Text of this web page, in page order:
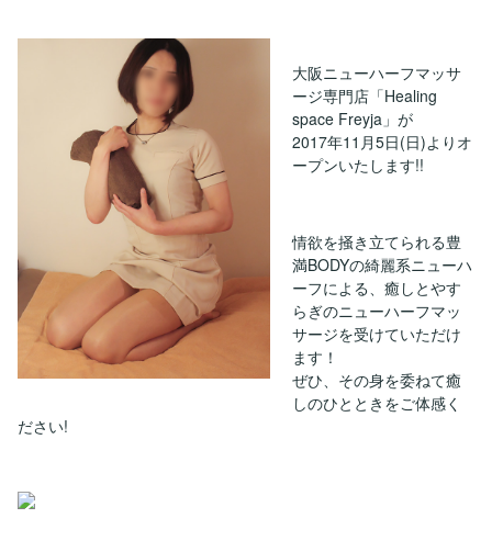
大阪ニューハーフマッサ
ージ専門店「Healing
space Freyja」が
2017年11月5日(日)よりオ
ープンいたします!!
情欲を掻き立てられる豊
満BODYの綺麗系ニューハ
ーフによる、癒しとやす
らぎのニューハーフマッ
サージを受けていただけ
ます！
ぜひ、その身を委ねて癒
しのひとときをご体感く
ださい!